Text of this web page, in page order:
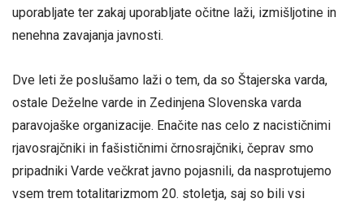
uporabljate ter zakaj uporabljate očitne laži, izmišljotine in
nenehna zavajanja javnosti.
Dve leti že poslušamo laži o tem, da so Štajerska varda,
ostale Deželne varde in Zedinjena Slovenska varda
paravojaške organizacije. Enačite nas celo z nacističnimi
rjavosrajčniki in fašističnimi črnosrajčniki, čeprav smo
pripadniki Varde večkrat javno pojasnili, da nasprotujemo
vsem trem totalitarizmom 20. stoletja, saj so bili vsi